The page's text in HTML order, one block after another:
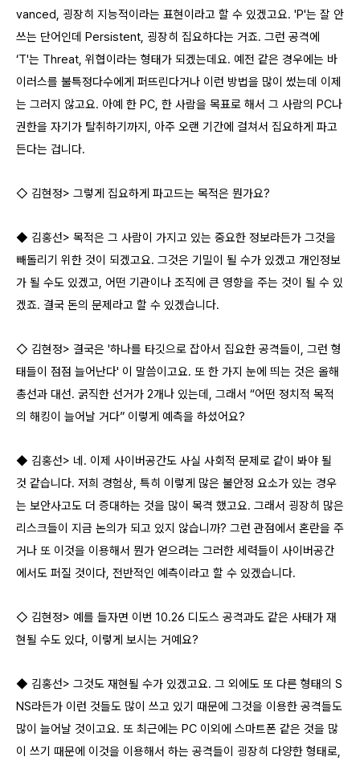
vanced, 굉장히 지능적이라는 표현이라고 할 수 있겠고요. 'P'는 잘 안
쓰는 단어인데 Persistent, 굉장히 집요하다는 거죠. 그런 공격에
‘T'는 Threat, 위협이라는 형태가 되겠는데요. 예전 같은 경우에는 바
이러스를 불특정다수에게 퍼뜨린다거나 이런 방법을 많이 썼는데 이제
는 그러지 않고요. 아예 한 PC, 한 사람을 목표로 해서 그 사람의 PC나
권한을 자기가 탈취하기까지, 아주 오랜 기간에 걸쳐서 집요하게 파고
든다는 겁니다.
◇ 김현정> 그렇게 집요하게 파고드는 목적은 뭔가요?
◆ 김홍선> 목적은 그 사람이 가지고 있는 중요한 정보라든가 그것을
빼돌리기 위한 것이 되겠고요. 그것은 기밀이 될 수가 있겠고 개인정보
가 될 수도 있겠고, 어떤 기관이나 조직에 큰 영향을 주는 것이 될 수 있
겠죠. 결국 돈의 문제라고 할 수 있겠습니다.
◇ 김현정> 결국은 '하나를 타깃으로 잡아서 집요한 공격들이, 그런 형
태들이 점점 늘어난다' 이 말씀이고요. 또 한 가지 눈에 띄는 것은 올해
총선과 대선. 굵직한 선거가 2개나 있는데, 그래서 “어떤 정치적 목적
의 해킹이 늘어날 거다” 이렇게 예측을 하셨어요?
◆ 김홍선> 네. 이제 사이버공간도 사실 사회적 문제로 같이 봐야 될
것 같습니다. 저희 경험상, 특히 이렇게 많은 불안정 요소가 있는 경우
는 보안사고도 더 증대하는 것을 많이 목격 했고요. 그래서 굉장히 많은
리스크들이 지금 논의가 되고 있지 않습니까? 그런 관점에서 혼란을 주
거나 또 이것을 이용해서 뭔가 얻으려는 그러한 세력들이 사이버공간
에서도 퍼질 것이다, 전반적인 예측이라고 할 수 있겠습니다.
◇ 김현정> 예를 들자면 이번 10.26 디도스 공격과도 같은 사태가 재
현될 수도 있다, 이렇게 보시는 거예요?
◆ 김홍선> 그것도 재현될 수가 있겠고요. 그 외에도 또 다른 형태의 S
NS라든가 이런 것들도 많이 쓰고 있기 때문에 그것을 이용한 공격들도
많이 늘어날 것이고요. 또 최근에는 PC 이외에 스마트폰 같은 것을 많
이 쓰기 때문에 이것을 이용해서 하는 공격들이 굉장히 다양한 형태로,